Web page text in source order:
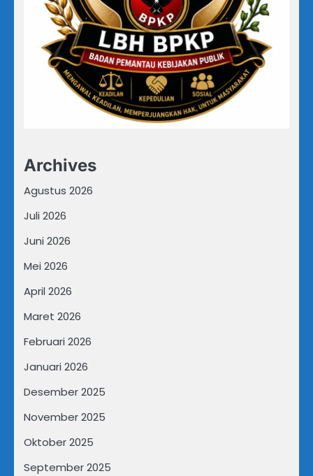
Archives
Agustus 2026
Juli 2026
Juni 2026
Mei 2026
April 2026
Maret 2026
Februari 2026
Januari 2026
Desember 2025
November 2025
Oktober 2025
September 2025